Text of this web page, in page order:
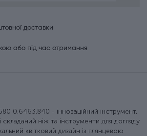
доставки
або під час отримання
0.6463.840 - інноваційний інструмент,
ніж та інструменти для догляду
квітковий дизайн із глянцевою